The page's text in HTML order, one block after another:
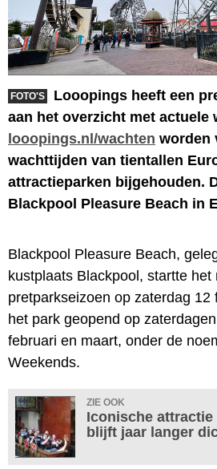
FOTO'S
Looopings heeft een
aan het overzicht met actuele
looopings.nl/wachten worden
wachttijden van tientallen
attractieparken bijgehouden.
Blackpool Pleasure Beach in
Blackpool Pleasure Beach,
kustplaats Blackpool, startte het
pretparkseizoen op zaterdag 12
het park geopend op
februari en maart, onder de
Weekends.
ZIE OOK
Iconische
blijft jaar langer